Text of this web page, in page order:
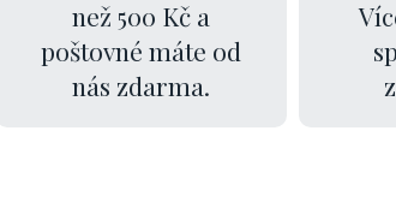
než 500 Kč a
poštovné máte od
nás zdarma.